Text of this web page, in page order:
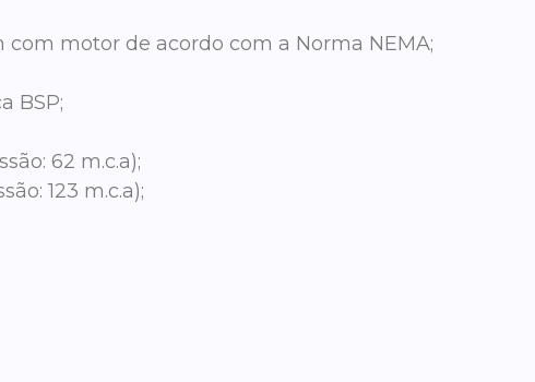
com motor de acordo com a Norma NEMA;
BSP;
62 m.c.a);
123 m.c.a);